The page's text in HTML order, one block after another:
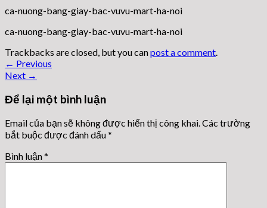
ca-nuong-bang-giay-bac-vuvu-mart-ha-noi
ca-nuong-bang-giay-bac-vuvu-mart-ha-noi
Trackbacks are closed, but you canpost a comment.
← Previous
Next →
Để lại một bình luận
Email của bạn sẽ không được hiển thị công khai.Các trường
bắt buộc được đánh dấu*
Bình luận*